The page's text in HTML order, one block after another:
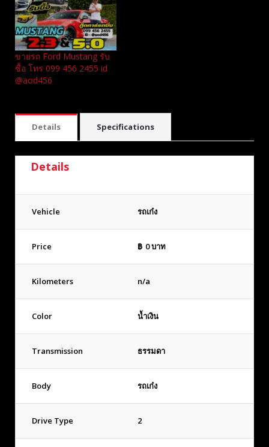
ขายรถ Ford Mustang รับ
ซื้อ โทร 099 456 2455 id
@aod456
Details Specifications
Details
Vehicle รถเก๋ง
Price ฿ 0บาท
Kilometers n/a
Color น้ำเงิน
Transmission ธรรมดา
Body รถเก๋ง
Drive Type 2